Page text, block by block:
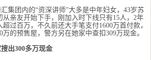
集团内的“资深讲师”大多是中年妇女，43岁苏
亲友开始下手，刚加入时下线只有15人，2年
过百万，不久前还大手笔支付1600万首付款，
万的预售屋，警方另在她家中查扣309万现金。
出300多万现金